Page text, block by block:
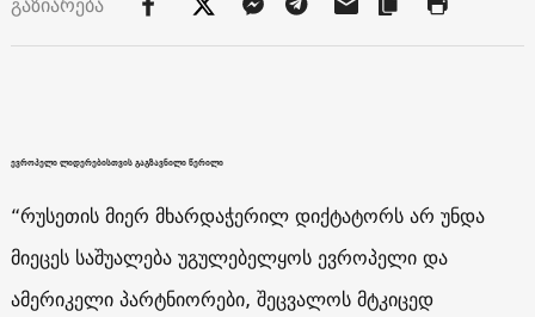
ევროპელი ლიდერებისთვის გაგზავნილი წერილი
“რუსეთის მიერ მხარდაჭერილ დიქტატორს არ უნდა
მიეცეს საშუალება უგულებელყოს ევროპელი და
ამერიკელი პარტნიორები, შეცვალოს მტკიცედ